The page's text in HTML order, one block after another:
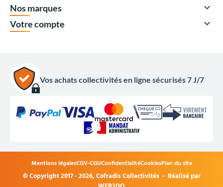
850,00 €HT
Choisissez votre lot :
Nos marques 
Votre compte 
Vos achats collectivités en ligne sécurisés 7 J/7
© Copyright 2017 - 2026,Cofradis Collectivités - Réalisé par
Mentions légalesCGV-CGUConfidentialitéCookiesPlan du site